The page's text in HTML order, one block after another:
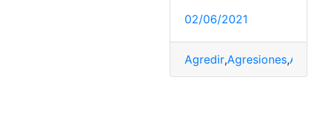
02/06/2021
Agredir,Agresiones,